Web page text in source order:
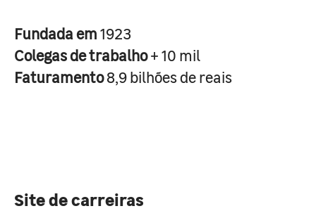
Fundada em1923
Colegas de trabalho+ 10 mil
Faturamento8,9 bilhões de reais
Site de carreiras